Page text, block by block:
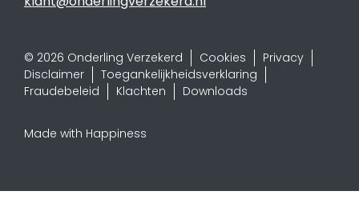
© 2026 Onderling Verzekerd Cookies
Privacy
Disclaimer
Toegankelijkheidsverklaring
Fraudebeleid
Klachten Downloads
Made with Happiness